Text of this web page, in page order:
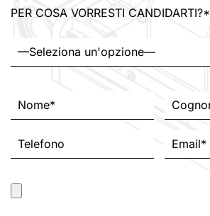
PER COSA VORRESTI CANDIDARTI?*